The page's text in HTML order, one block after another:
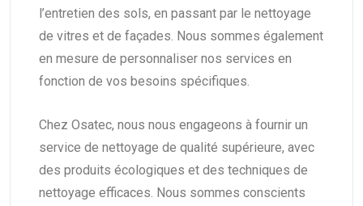
l’entretien des sols, en passant par le nettoyage
de vitres et de façades. Nous sommes également
en mesure de personnaliser nos services en
fonction de vos besoins spécifiques.
Chez Osatec, nous nous engageons à fournir un
service de nettoyage de qualité supérieure, avec
des produits écologiques et des techniques de
nettoyage efficaces. Nous sommes conscients